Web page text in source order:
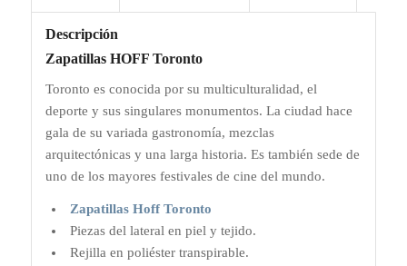
Descripción
Zapatillas HOFF Toronto
Toronto es conocida por su multiculturalidad, el
deporte y sus singulares monumentos. La ciudad hace
gala de su variada gastronomía, mezclas
arquitectónicas y una larga historia. Es también sede de
uno de los mayores festivales de cine del mundo.
Zapatillas Hoff Toronto
Piezas del lateral en piel y tejido.
Rejilla en poliéster transpirable.